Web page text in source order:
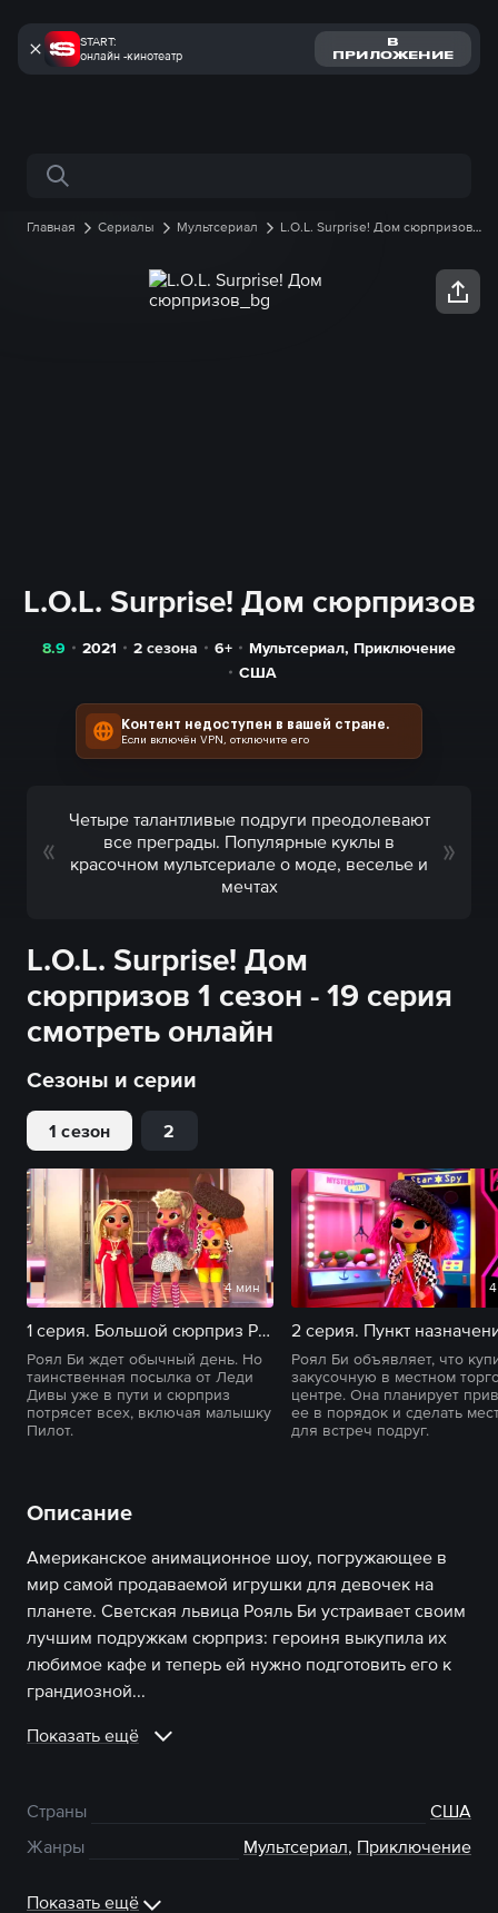
START:
онлайн -кинотеатр
В
ПРИЛОЖЕНИЕ
Поиск по сайту
Главная Сериалы Мультсериал
L.O.L. Surprise! Дом сюрпризов
L.O.L. Surprise! Дом сюрпризов
8.9 2021 2 сезона 6+ Мультсериал, Приключение
США
Контент недоступен в вашей стране.
Если включён VPN, отключите его
Четыре талантливые подруги преодолевают
все преграды. Популярные куклы в
красочном мультсериале о моде, веселье и
мечтах
L.O.L. Surprise! Дом
сюрпризов 1 сезон - 19 серия
смотреть онлайн
Сезоны и серии
1 сезон 2
4 мин
1 серия. Большой сюрприз Роял Би
Роял Би ждет обычный день. Но
таинственная посылка от Леди
Дивы уже в пути и сюрприз
потрясет всех, включая малышку
Пилот.
Роял Би объявляет, что
закусочную в местном
центре. Она планирует
ее в порядок и сделать
для встреч подруг.
Описание
Американское анимационное шоу, погружающее в
мир самой продаваемой игрушки для девочек на
планете. Светская львица Рояль Би устраивает своим
лучшим подружкам сюрприз: героиня выкупила их
любимое кафе и теперь ей нужно подготовить его к
грандиозной...
Показать ещё
Страны
США
Жанры
Мультсериал, Приключение
Показать ещё